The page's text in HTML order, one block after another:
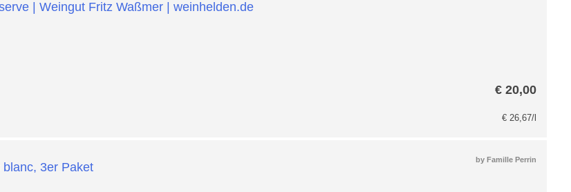
€ 20,00
€ 26,67/l
by Famille Perrin